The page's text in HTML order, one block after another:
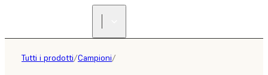
Tutti i prodotti/Campioni/